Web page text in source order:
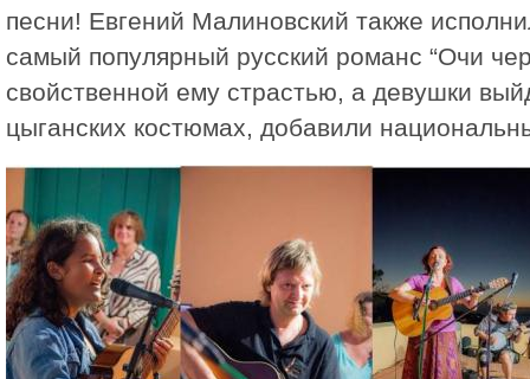
песни! Евгений Малиновский также
самый популярный русский романс “Очи
свойственной ему страстью, а девушки
цыганских костюмах, добавили